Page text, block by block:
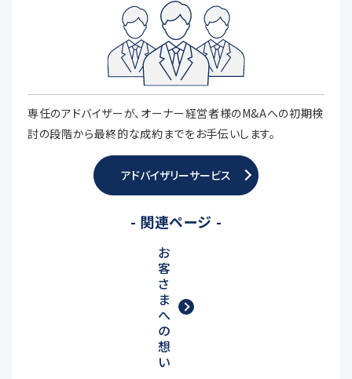
専任のアドバイザーが、オーナー経営者様のM&Aへの初期検
討の段階から最終的な成約までをお手伝いします。
アドバイザリーサービス
- 関連ページ -
お
客
さ
ま
へ
の
想
い